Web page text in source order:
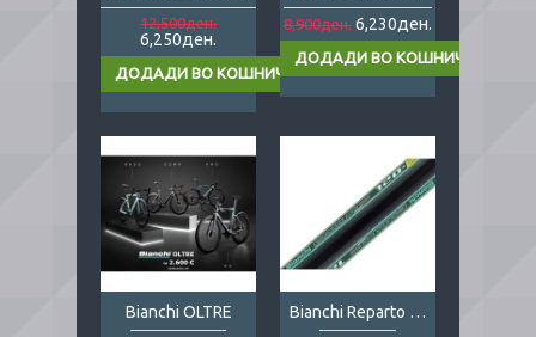
12,500ден.
6,250ден.
8,900ден. 6,230ден.
Bianchi OLTRE Bianchi Reparto Corse 120 700x23